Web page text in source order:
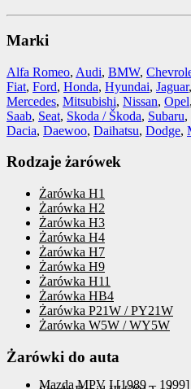
Marki
Alfa Romeo, Audi, BMW,
Fiat, Ford, Honda, Hyundai, Jaguar,
Mercedes, Mitsubishi, Nissan, Opel,
Saab, Seat, Skoda / Škoda, Subaru,
Dacia, Daewoo, Daihatsu, Dodge,
Rodzaje żarówek
Żarówka H1
Żarówka H2
Żarówka H3
Żarówka H4
Żarówka H7
Żarówka H9
Żarówka H11
Żarówka HB4
Żarówka P21W / PY21W
Żarówka W5W / WY5W
Żarówki do auta
Mazda MPV I [1989 – 1999]